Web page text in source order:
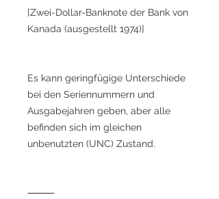
[Zwei-Dollar-Banknote der Bank von
Kanada (ausgestellt 1974)]
Es kann geringfügige Unterschiede
bei den Seriennummern und
Ausgabejahren geben, aber alle
befinden sich im gleichen
unbenutzten (UNC) Zustand.
⸻